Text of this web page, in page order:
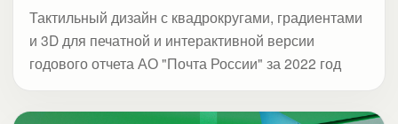
Тактильный дизайн с квадрокругами, градиентами
и 3D для печатной и интерактивной версии
годового отчета АО "Почта России" за 2022 год